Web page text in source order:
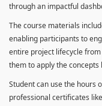
through an impactful
The course materials
enabling participants to
entire project lifecycle
them to apply the
Student can use the hours
professional certificates